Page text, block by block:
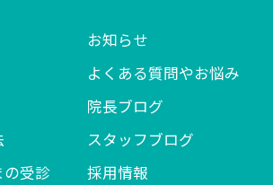
受診
お知らせ
よくある質問やお悩み
院長ブログ
スタッフブログ
採用情報